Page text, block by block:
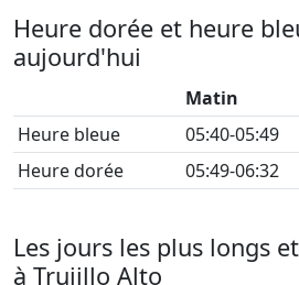
Heure dorée et heure
aujourd'hui
Matin
Heure bleue
05:40-05:49
Heure dorée
05:49-06:32
Les jours les plus longs
à Trujillo Alto